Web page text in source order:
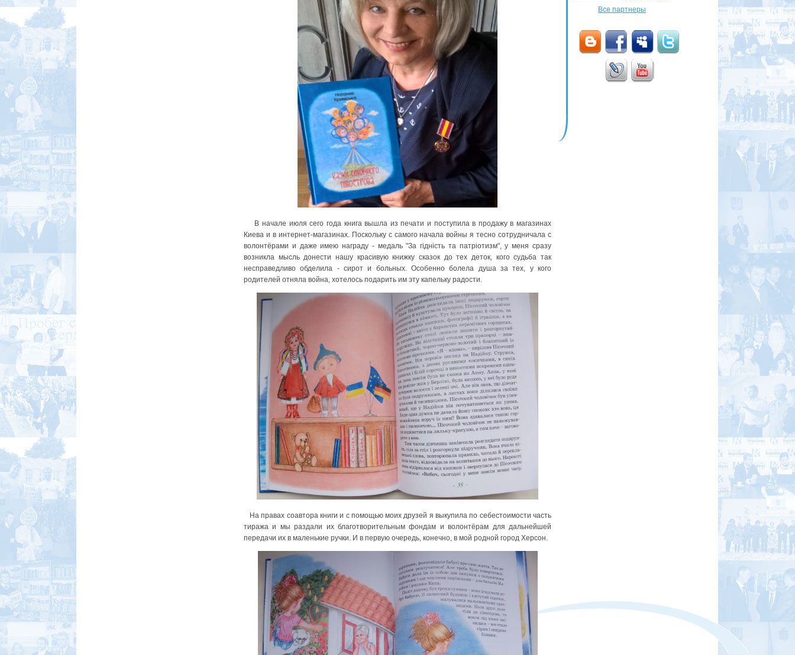
В начале июля сего года книга вышла из печати и поступила в продажу в магазинах
Киева и в интернет-магазинах. Поскольку с самого начала войны я тесно сотрудничала с
волонтёрами и даже имею награду - медаль "За гідність та патріотизм", у меня сразу
возникла мысль донести нашу красивую книжку сказок до тех деток, кого судьба так
несправедливо обделила - сирот и больных. Особенно болела душа за тех, у кого
родителей отняла война, хотелось подарить им эту капельку радости.
На правах соавтора книги и с помощью моих друзей я выкупила по себестоимости часть
тиража и мы раздали их благотворительным фондам и волонтёрам для дальнейшей
передачи их в маленькие ручки. И в первую очередь, конечно, в мой родной город Херсон.
Все партнеры